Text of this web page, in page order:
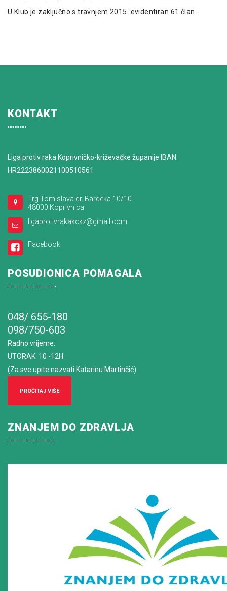
U Klub je zaključno s travnjem 2015. evidentiran 61 član.
KONTAKT
Liga protiv raka Koprivničko-križevačke županije IBAN:
HR2223860021100510561
Trg Tomislava dr. Bardeka 10/10
48000 Koprivnica
ligaprotivrakakckz@gmail.com
Facebook
POSUDIONICA POMAGALA
048/ 655-180
098/750-603
Radno vrijeme:
UTORAK: 10 -12H
(Za sve upite nazvati Katarinu Martinčić)
PROČITAJ VIŠE
ZNANJEM DO ZDRAVLJA